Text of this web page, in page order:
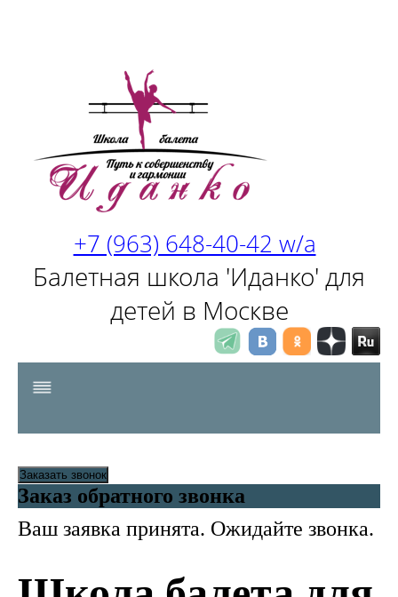
+7 (963) 648-40-42 w/a
Балетная школа 'Иданко' для
детей в Москве
Заказать звонок
Заказ обратного звонка
Ваш заявка принята. Ожидайте звонка.